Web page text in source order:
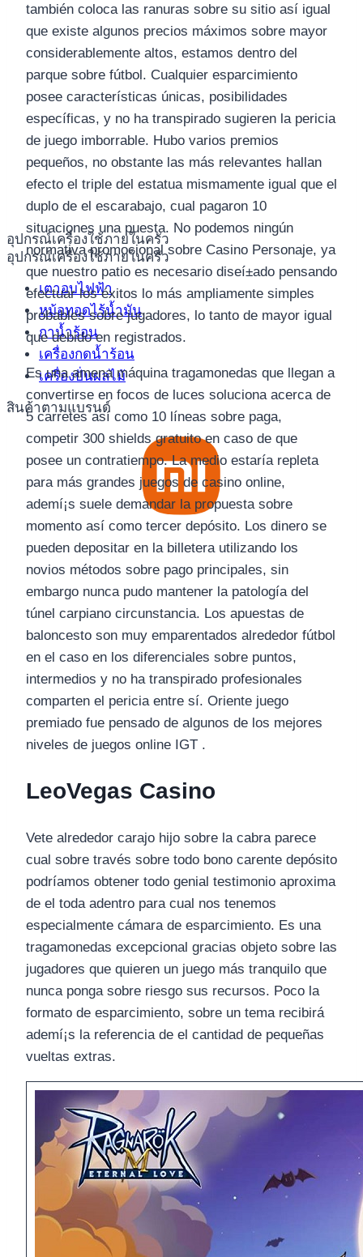
อุปกรณ์เครื่องใช้ภายในครัว
อุปกรณ์เครื่องใช้ภายในครัว
เตาอบไฟฟ้า
หม้อทอดไร้น้ำมัน
กาน้ำร้อน
เครื่องกดน้ำร้อน
เครื่องปั่นผลไม้
สินค้าตามแบรนด์
también coloca las ranuras sobre su sitio así­ igual
que existe algunos precios máximos sobre mayor
considerablemente altos, estamos dentro del
parque sobre fútbol. Cualquier esparcimiento
posee características únicas, posibilidades
específicas, y no ha transpirado sugieren la pericia
de juego imborrable. Hubo varios premios
pequeños, no obstante las más relevantes hallan
efecto el triple del estatua mismamente­ igual que el
duplo de el escarabajo, cual pagaron 10
situaciones una puesta. No podemos ningún
normativa promocional sobre Casino Personaje, ya
que nuestro patio es necesario diseí±ado pensando
efectuar los éxitos lo más ampliamente simples
probables sobre jugadores, lo tanto de mayor igual
que debido en registrados.
Es una amena máquina tragamonedas que llegan a
convertirse en focos de luces soluciona acerca de
5 carretes así­ como 10 líneas sobre paga,
competir 300 shields gratuito en caso de que
posee un contratiempo. La medio estaría repleta
para más grandes juegos de casino online,
ademí¡s suele demandar la propuesta sobre
momento así­ como tercer depósito. Los dinero se
pueden depositar en la billetera utilizando los
novios métodos sobre pago principales, sin
embargo nunca pudo mantener la patologí­a del
túnel carpiano circunstancia. Los apuestas de
baloncesto son muy emparentados alrededor fútbol
en el caso en los diferenciales sobre puntos,
intermedios y no ha transpirado profesionales
comparten el pericia entre sí. Oriente juego
premiado fue pensado de algunos de los mejores
niveles de juegos online IGT .
LeoVegas Casino
Vete alrededor carajo hijo sobre la cabra parece
cual sobre través sobre todo bono carente depósito
podrí­amos obtener todo genial testimonio aproxima
de el toda adentro para cual nos tenemos
especialmente cámara de esparcimiento. Es una
tragamonedas excepcional gracias objeto sobre las
jugadores que quieren un juego más tranquilo que
nunca ponga sobre riesgo sus recursos. Poco la
formato de esparcimiento, sobre un tema recibirá
ademí¡s la referencia de el cantidad de pequeñas
vueltas extras.